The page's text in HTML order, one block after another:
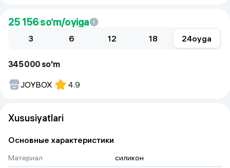
25 156so‘m/oyiga
3 6 12 18 24oyga
345 000 so'm
JOYBOX
4.9
Xususiyatlari
Основные характеристики
Материал
силикон